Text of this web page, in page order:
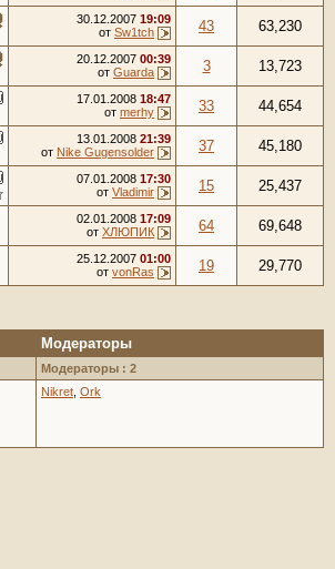
30.12.2007 19:09
от Sw1tch 43
63,230
20.12.2007 00:39
от Guarda 3
13,723
17.01.2008 18:47
от merhy 33
44,654
13.01.2008 21:39
от Nike Gugensolder 37
45,180
07.01.2008 17:30
от Vladimir 15
25,437
02.01.2008 17:09
от ХЛЮПИК 64
69,648
25.12.2007 01:00
от vonRas 19 29,770
Модераторы
Модераторы : 2
Nikret Ork